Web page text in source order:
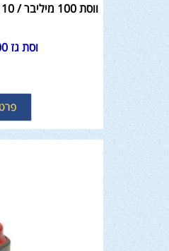
וסת גז 100 מיליבר / 10 קג"ש